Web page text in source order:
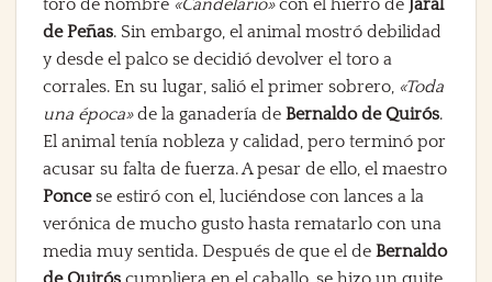
toro de nombre «Candelario»con el hierro de Jaral
de Peñas. Sin embargo, el animal mostró debilidad
y desde el palco se decidió devolver el toro a
corrales. En su lugar, salió el primer sobrero, «Toda
una época»de la ganadería de Bernaldo de Quirós.
El animal tenía nobleza y calidad, pero terminó por
acusar su falta de fuerza. A pesar de ello, el maestro
Poncese estiró con el, luciéndose con lances a la
verónica de mucho gusto hasta rematarlo con una
media muy sentida. Después de que el de Bernaldo